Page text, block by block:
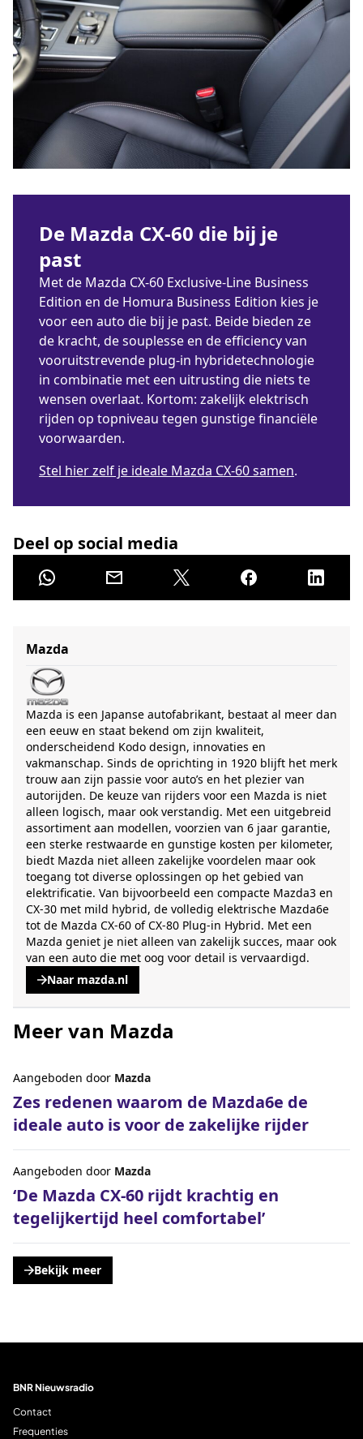
De Mazda CX-60 die bij je
past
Met de Mazda CX-60 Exclusive-Line Business
Edition en de Homura Business Edition kies je
voor een auto die bij je past. Beide bieden ze
de kracht, de souplesse en de efficiency van
vooruitstrevende plug-in hybridetechnologie
in combinatie met een uitrusting die niets te
wensen overlaat. Kortom: zakelijk elektrisch
rijden op topniveau tegen gunstige financiële
voorwaarden.
Stel hier zelf je ideale Mazda CX-60 samen.
Deel op social media
Mazda
Mazda is een Japanse autofabrikant, bestaat al meer dan
een eeuw en staat bekend om zijn kwaliteit,
onderscheidend Kodo design, innovaties en
vakmanschap. Sinds de oprichting in 1920 blijft het merk
trouw aan zijn passie voor auto’s en het plezier van
autorijden. De keuze van rijders voor een Mazda is niet
alleen logisch, maar ook verstandig. Met een uitgebreid
assortiment aan modellen, voorzien van 6 jaar garantie,
een sterke restwaarde en gunstige kosten per kilometer,
biedt Mazda niet alleen zakelijke voordelen maar ook
toegang tot diverse oplossingen op het gebied van
elektrificatie. Van bijvoorbeeld een compacte Mazda3 en
CX-30 met mild hybrid, de volledig elektrische Mazda6e
tot de Mazda CX-60 of CX-80 Plug-in Hybrid. Met een
Mazda geniet je niet alleen van zakelijk succes, maar ook
van een auto die met oog voor detail is vervaardigd.
Naar mazda.nl
, opent een nieuwe tabblad
Meer van Mazda
Zes redenen waarom de Mazda6e de
ideale auto is voor de zakelijke rijder
Aangeboden door Mazda
‘De Mazda CX-60 rijdt krachtig en
tegelijkertijd heel comfortabel’
Aangeboden door Mazda
Bekijk meer
, opent een nieuwe tabblad
BNR Nieuwsradio
Contact
Frequenties